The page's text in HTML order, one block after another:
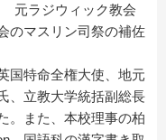
元ラジウィック教会
のマスリン司祭の補佐
国特命全権大使、地元
、立教大学統括副総長
。また、本校理事の柏